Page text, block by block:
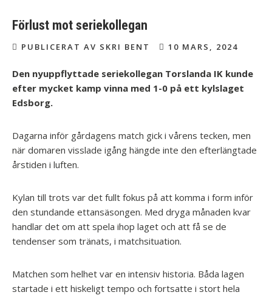
Förlust mot seriekollegan
PUBLICERAT AV SKRI BENT 10 MARS, 2024
Den nyuppflyttade seriekollegan Torslanda IK kunde
efter mycket kamp vinna med 1-0 på ett kylslaget
Edsborg.
Dagarna inför gårdagens match gick i vårens tecken, men
när domaren visslade igång hängde inte den efterlängtade
årstiden i luften.
Kylan till trots var det fullt fokus på att komma i form inför
den stundande ettansäsongen. Med dryga månaden kvar
handlar det om att spela ihop laget och att få se de
tendenser som tränats, i matchsituation.
Matchen som helhet var en intensiv historia. Båda lagen
startade i ett hiskeligt tempo och fortsatte i stort hela